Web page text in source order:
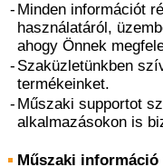
- Minden információt
használatáról,
ahogy Önnek
- Szaküzletünkben
termékeinket.
- Műszaki supportot
alkalmazásokon is
Műszaki információ